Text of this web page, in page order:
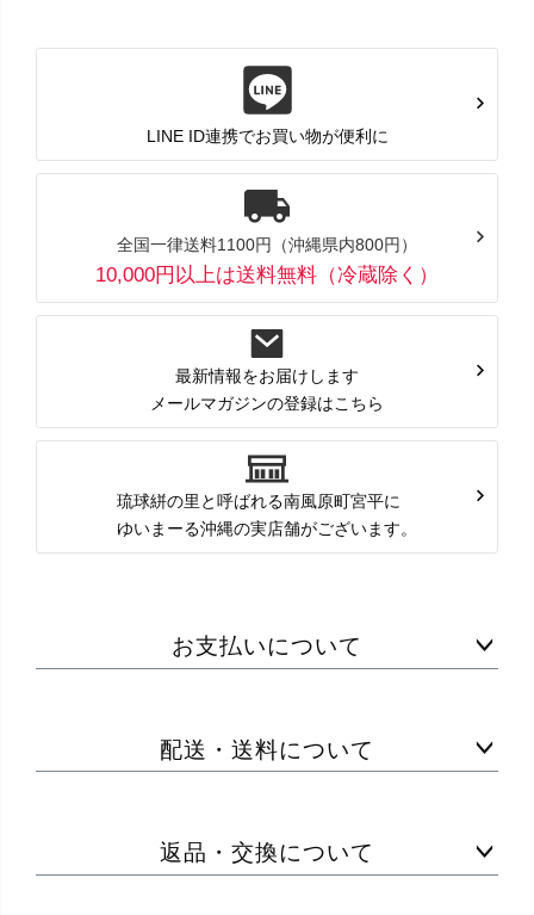
LINE ID連携でお買い物が便利に
全国一律送料1100円（沖縄県内800円）
10,000円以上は送料無料（冷蔵除く）
最新情報をお届けします
メールマガジンの登録はこちら
琉球絣の里と呼ばれる南風原町宮平に
ゆいまーる沖縄の実店舗がございます。
お支払いについて
配送・送料について
返品・交換について